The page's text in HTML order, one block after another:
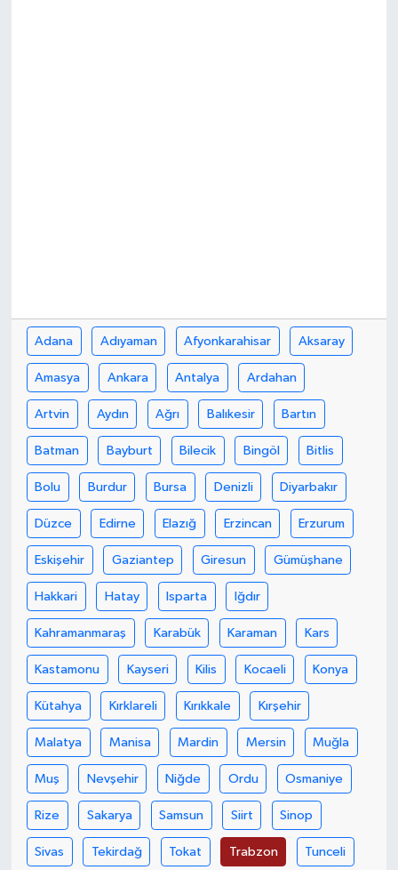
Adana Adıyaman Afyonkarahisar Aksaray
Amasya Ankara Antalya Ardahan
Artvin Aydın Ağrı Balıkesir Bartın
Batman Bayburt Bilecik Bingöl Bitlis
Bolu Burdur Bursa Denizli Diyarbakır
Düzce Edirne Elazığ Erzincan Erzurum
Eskişehir Gaziantep Giresun Gümüşhane
Hakkari Hatay Isparta Iğdır
Kahramanmaraş Karabük Karaman Kars
Kastamonu Kayseri Kilis Kocaeli Konya
Kütahya Kırklareli Kırıkkale Kırşehir
Malatya Manisa Mardin Mersin Muğla
Muş Nevşehir Niğde Ordu Osmaniye
Rize Sakarya Samsun Siirt Sinop
Sivas Tekirdağ Tokat Trabzon Tunceli